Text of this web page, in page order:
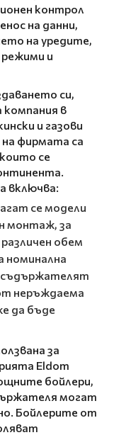
контрол
на данни,
на уредите,
и
си,
в
и газови
фирмата са
се
включва:
се модели
монтаж, за
обем
номинална
неръждаема
да бъде
за
Eldom
бойлери,
могат
Бойлерите от